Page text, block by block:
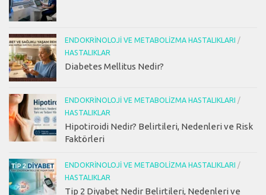
ENDOKRINOLOJI VE METABOLIZMA HASTALIKLARI
/
HASTALIKLAR
Diabetes Mellitus Nedir?
ENDOKRINOLOJI VE METABOLIZMA HASTALIKLARI
/
HASTALIKLAR
Hipotiroidi Nedir? Belirtileri, Nedenleri ve Risk
Faktörleri
ENDOKRINOLOJI VE METABOLIZMA HASTALIKLARI
/
HASTALIKLAR
Tip 2 Diyabet Nedir Belirtileri, Nedenleri ve